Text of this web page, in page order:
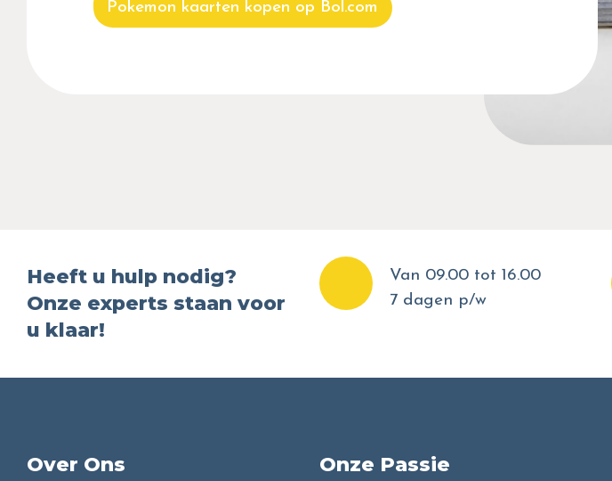
Pokemon kaarten kopen op Bol.com
Heeft u hulp nodig?
Onze experts staan voor
u klaar!
Van 09.00 tot 16.00
7 dagen p/w
Over Ons Onze Passie